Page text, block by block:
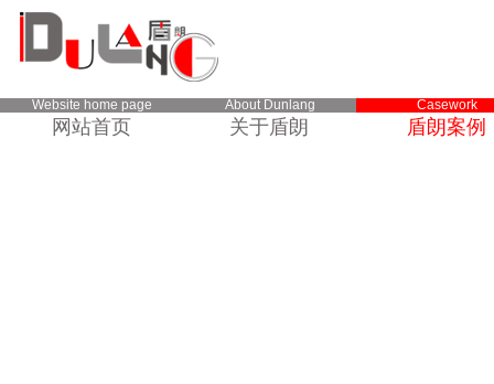
Website home page
网站首页
About Dunlang
关于盾朗
Casework
盾朗案例